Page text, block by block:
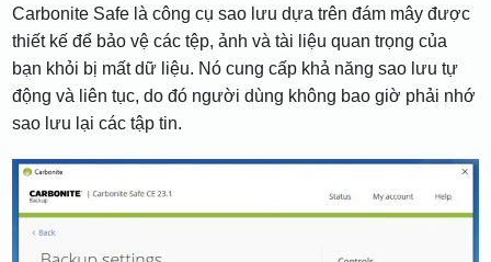
Carbonite Safe là công cụ sao lưu dựa trên đám mây được
thiết kế để bảo vệ các tệp, ảnh và tài liệu quan trọng của
bạn khỏi bị mất dữ liệu. Nó cung cấp khả năng sao lưu tự
động và liên tục, do đó người dùng không bao giờ phải nhớ
sao lưu lại các tập tin.